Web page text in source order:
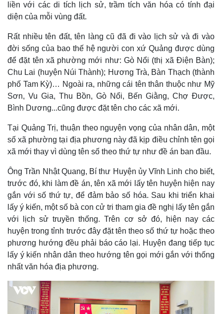
liền với các di tích lịch sử, trầm tích văn hóa có tính đại
diện của mỗi vùng đất.
Rất nhiều tên đất, tên làng cũ đã đi vào lịch sử và đi vào
đời sống của bao thế hệ người con xứ Quảng được dùng
để đặt tên xã phường mới như: Gò Nổi (thị xã Điện Bàn);
Chu Lai (huyện Núi Thành); Hương Trà, Bàn Thạch (thành
phố Tam Kỳ)… Ngoài ra, những cái tên thân thuộc như Mỹ
Sơn, Vu Gia, Thu Bồn, Gò Nổi, Bến Giằng, Chợ Được,
Bình Dương...cũng được đặt tên cho các xã mới.
Tại Quảng Trị, thuận theo nguyện vọng của nhân dân, một
số xã phường tại địa phương này đã kịp điều chỉnh tên gọi
xã mới thay vì dùng tên số theo thứ tự như đề án ban đầu.
Ông Trần Nhật Quang, Bí thư Huyện ủy Vĩnh Linh cho biết,
trước đó, khi làm đề án, tên xã mới lấy tên huyện hiện nay
gắn với số thứ tự, để đảm bảo số hóa. Sau khi triển khai
lấy ý kiến, một số bà con cử tri tham gia đề nghị lấy tên gắn
với lịch sử truyền thống. Trên cơ sở đó, hiện nay các
huyện trong tỉnh trước đây đặt tên theo số thứ tự hoặc theo
phương hướng đều phải báo cáo lại. Huyện đang tiếp tục
lấy ý kiến nhân dân theo hướng tên gọi mới gắn với thống
nhất văn hóa địa phương.